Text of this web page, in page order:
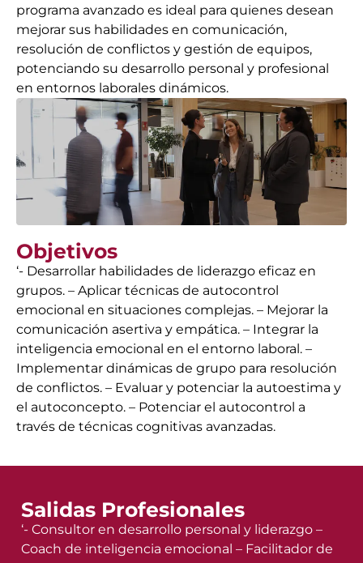
programa avanzado es ideal para quienes desean
mejorar sus habilidades en comunicación,
resolución de conflictos y gestión de equipos,
potenciando su desarrollo personal y profesional
en entornos laborales dinámicos.
Objetivos
‘- Desarrollar habilidades de liderazgo eficaz en
grupos. – Aplicar técnicas de autocontrol
emocional en situaciones complejas. – Mejorar la
comunicación asertiva y empática. – Integrar la
inteligencia emocional en el entorno laboral. –
Implementar dinámicas de grupo para resolución
de conflictos. – Evaluar y potenciar la autoestima y
el autoconcepto. – Potenciar el autocontrol a
través de técnicas cognitivas avanzadas.
Salidas Profesionales
‘- Consultor en desarrollo personal y liderazgo –
Coach de inteligencia emocional – Facilitador de